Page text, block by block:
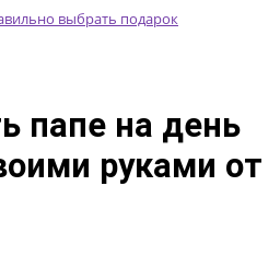
папе на день
руками от